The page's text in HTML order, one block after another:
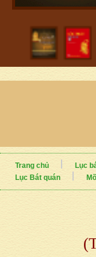
Trang chủ Lục
Lục Bát quán